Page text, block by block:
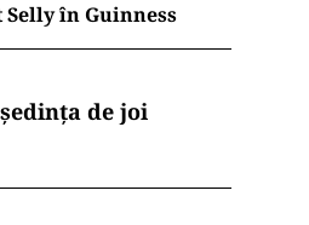
Selly în Guinness
de joi